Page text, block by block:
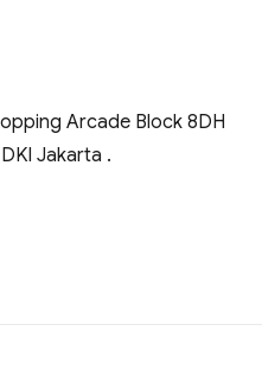
Arcade Block 8DH
Jakarta .